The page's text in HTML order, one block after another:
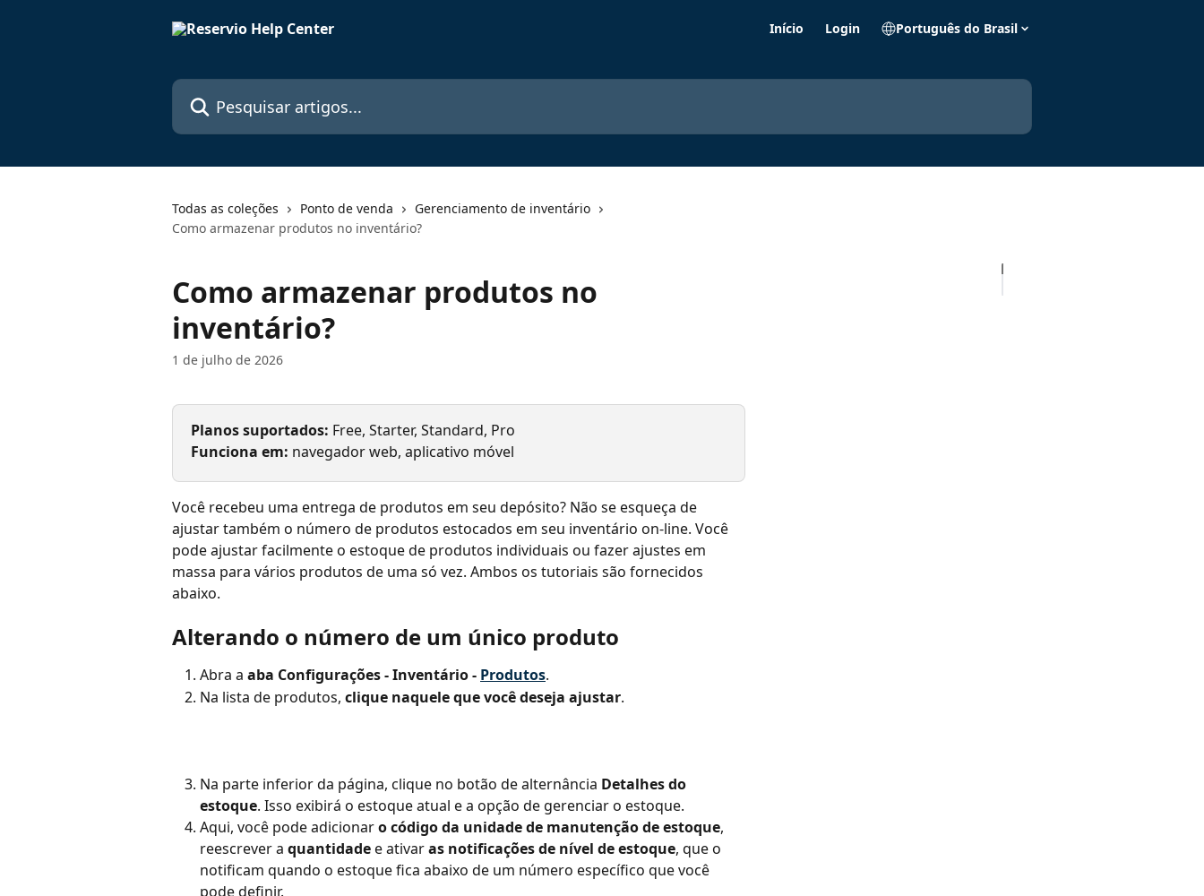
Início Login Português do Brasil
Pesquisar artigos...
Todas as coleções Ponto de venda
Gerenciamento de inventário
Como armazenar produtos no inventário?
Como armazenar produtos no
inventário?
1 de julho de 2026
Planos suportados: Free, Starter, Standard, Pro
Funciona em: navegador web, aplicativo móvel
Você recebeu uma entrega de produtos em seu depósito? Não se esqueça de
ajustar também o número de produtos estocados em seu inventário on-line. Você
pode ajustar facilmente o estoque de produtos individuais ou fazer ajustes em
massa para vários produtos de uma só vez. Ambos os tutoriais são fornecidos
abaixo.
Alterando o número de um único produto
Abra a aba Configurações - Inventário - Produtos.
Na lista de produtos, clique naquele que você deseja ajustar.
Na parte inferior da página, clique no botão de alternância Detalhes do
estoque. Isso exibirá o estoque atual e a opção de gerenciar o estoque.
Aqui, você pode adicionar o código da unidade de manutenção de estoque,
reescrever a quantidade e ativar as notificações de nível de estoque, que o
notificam quando o estoque fica abaixo de um número específico que você
pode definir.